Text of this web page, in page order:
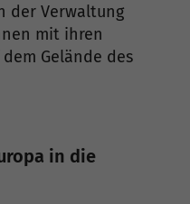
der Verwaltung
mit ihren
Gelände des
in die